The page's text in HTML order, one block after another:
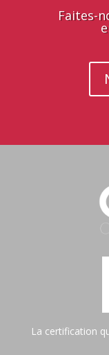
Faites-
La certification